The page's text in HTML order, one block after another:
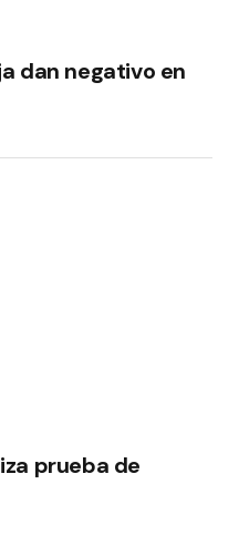
dan negativo en
prueba de